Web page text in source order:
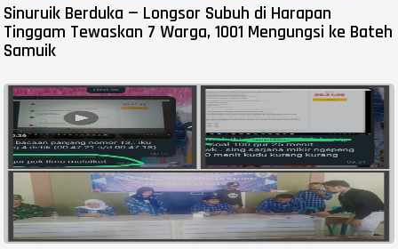
Sinuruik Berduka — Longsor Subuh di Harapan
Tinggam Tewaskan 7 Warga, 1001 Mengungsi ke Bateh
Samuik